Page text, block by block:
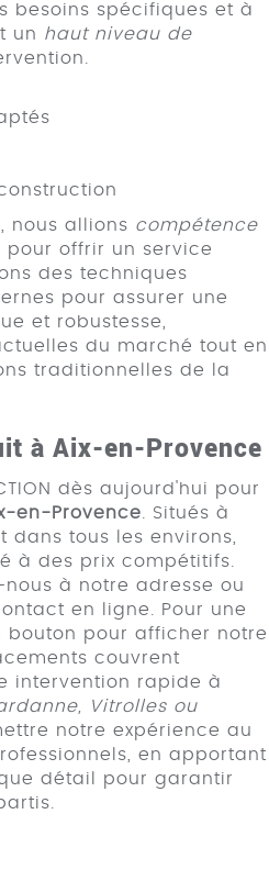
besoins spécifiques et à
un haut niveau de
nous allions compétence
pour offrir un service
des techniques
pour assurer une
et robustesse,
du marché tout en
traditionnelles de la
à Aix-en-Provence
dès aujourd'hui pour
en-Provence . Situés à
dans tous les environs,
à des prix compétitifs.
à notre adresse ou
en ligne. Pour une
bouton pour afficher notre
couvrent
intervention rapide à
Vitrolles ou
notre expérience au
en apportant
détail pour garantir